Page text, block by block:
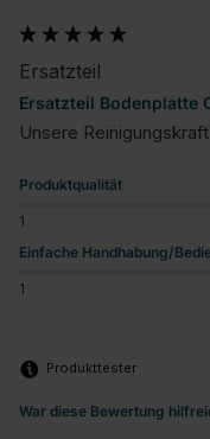
Ersatzteil
Ersatzteil Bodenplatte
Unsere
Produktqualität
1
Einfache Handhabung/
1
Produkttester
War diese Bewertung